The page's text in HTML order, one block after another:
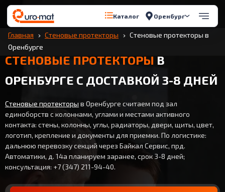
Каталог Оренбург
Главная Стеновые протекторы
Стеновые протекторы в
Оренбурге
СТЕНОВЫЕ ПРОТЕКТОРЫ В
ОРЕНБУРГЕ С ДОСТАВКОЙ 3-8 ДНЕЙ
Стеновые протекторы в Оренбурге считаем под зал
единоборств с колоннами, углами и местами активного
контакта: стены, колонны, углы, радиаторы, двери, щиты, цвет,
логотип, крепление и документы для приемки. По логистике:
дальнюю перевозку секций через Байкал Сервис, прд.
Автоматики, д. 14а планируем заранее, срок 3-8 дней;
консультация: +7 (347) 211-94-40.